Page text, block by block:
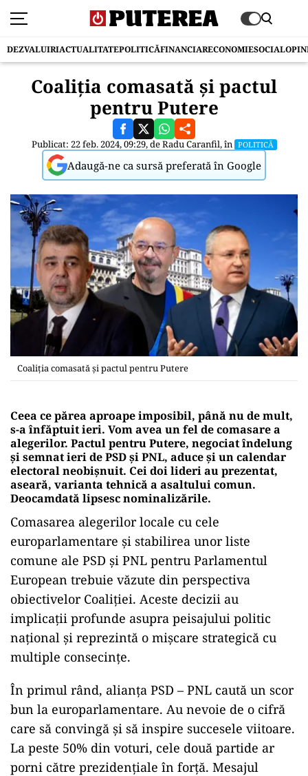
DEZVALUIRIACTUALITATEPOLITICĂFINANCIARECONOMIESOCIAL
Coaliția comasată și pactul
pentru Putere
Publicat: 22 feb. 2024, 09:29, deRadu Caranfil, în POLITICĂ
Adaugă-ne ca sursă preferată în Google
Coaliția comasată și pactul pentru Putere
Ceea ce părea aproape imposibil, până nu de mult,
s-a înfăptuit ieri. Vom avea un fel de comasare a
alegerilor. Pactul pentru Putere, negociat îndelung
și semnat ieri de PSD și PNL, aduce și un calendar
electoral neobișnuit. Cei doi lideri au prezentat,
aseară, varianta tehnică a asaltului comun.
Deocamdată lipsesc nominalizările.
Comasarea alegerilor locale cu cele
europarlamentare și stabilirea unor liste
comune ale PSD și PNL pentru Parlamentul
European trebuie văzute din perspectiva
obiectivelor Coaliției. Aceste decizii au
implicații profunde asupra peisajului politic
național și reprezintă o mișcare strategică cu
multiple consecințe.
În primul rând, alianța PSD – PNL caută un scor
bun la europarlamentare. Au nevoie de o cifră
care să convingă și să inspire succesele viitoare.
La peste 50% din voturi, cele două partide ar
porni către prezidențiale în forță. Mesajul